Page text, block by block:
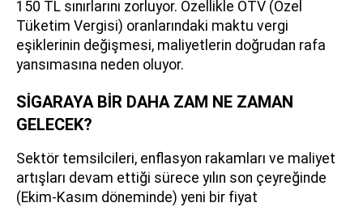
150 TL sınırlarını zorluyor. Özellikle ÖTV (Özel
Tüketim Vergisi) oranlarındaki maktu vergi
eşiklerinin değişmesi, maliyetlerin doğrudan rafa
yansımasına neden oluyor.
SİGARAYA BİR DAHA ZAM NE ZAMAN
GELECEK?
Sektör temsilcileri, enflasyon rakamları ve maliyet
artışları devam ettiği sürece yılın son çeyreğinde
(Ekim-Kasım döneminde) yeni bir fiyat